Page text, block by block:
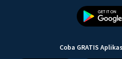
Coba GRATIS